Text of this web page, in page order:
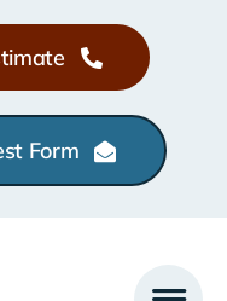
Form